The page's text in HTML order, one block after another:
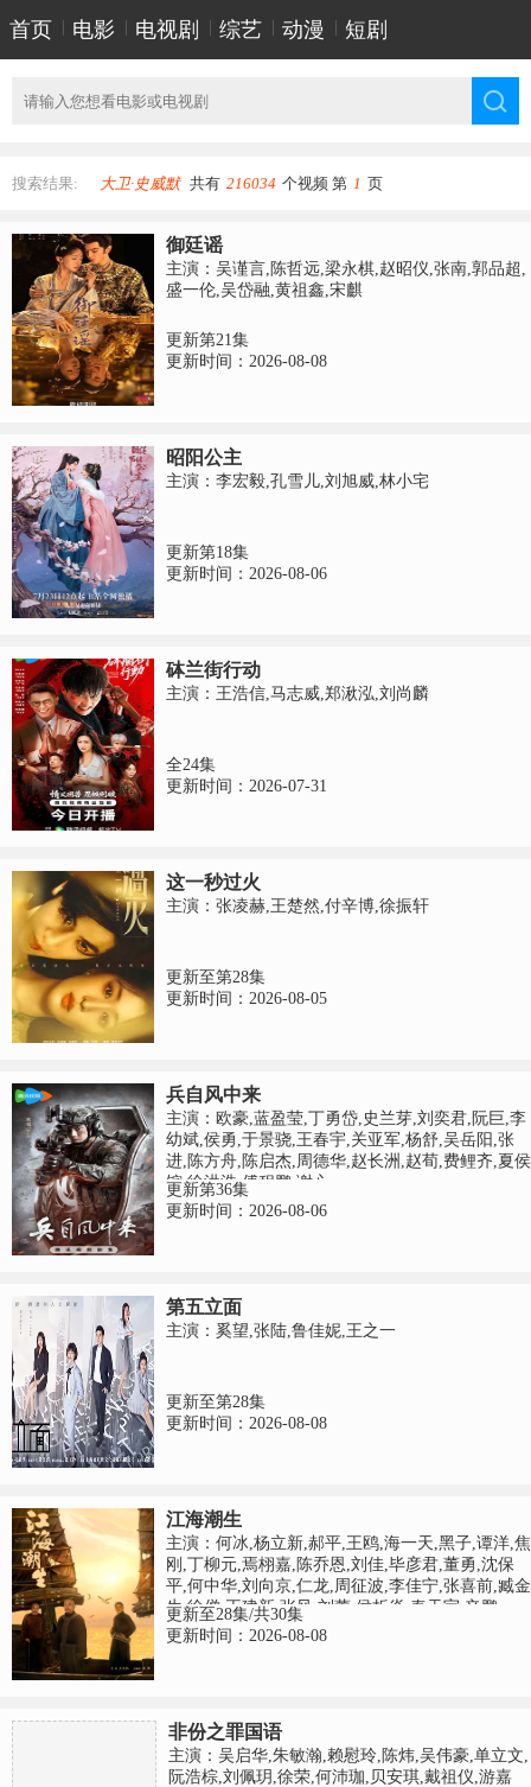
首页 电影 电视剧 综艺 动漫 短剧
搜索结果: 大卫·史威默 共有 216034 个视频 第 1 页
御廷谣
主演：吴谨言,陈哲远,梁永棋,赵昭仪,张南,郭品超,
盛一伦,吴岱融,黄祖鑫,宋麒
更新第21集
更新时间：2026-08-08
昭阳公主
主演：李宏毅,孔雪儿,刘旭威,林小宅
更新第18集
更新时间：2026-08-06
砵兰街行动
主演：王浩信,马志威,郑湫泓,刘尚麟
全24集
更新时间：2026-07-31
这一秒过火
主演：张凌赫,王楚然,付辛博,徐振轩
更新至第28集
更新时间：2026-08-05
兵自风中来
主演：欧豪,蓝盈莹,丁勇岱,史兰芽,刘奕君,阮巨,李
幼斌,侯勇,于景骁,王春宇,关亚军,杨舒,吴岳阳,张
进,陈方舟,陈启杰,周德华,赵长洲,赵荀,费鲤齐,夏侯
镔,徐洪浩,傅程鹏,谢心
更新第36集
更新时间：2026-08-06
第五立面
主演：奚望,张陆,鲁佳妮,王之一
更新至第28集
更新时间：2026-08-08
江海潮生
主演：何冰,杨立新,郝平,王鸥,海一天,黑子,谭洋,焦
刚,丁柳元,焉栩嘉,陈乔恩,刘佳,毕彦君,董勇,沈保
平,何中华,刘向京,仁龙,周征波,李佳宁,张喜前,臧金
生,徐僧,王建新,张风,刘蕾,侯析焱,秦天宇,辛鹏
更新至28集/共30集
更新时间：2026-08-08
非份之罪国语
主演：吴启华,朱敏瀚,赖慰玲,陈炜,吴伟豪,单立文,
阮浩棕,刘佩玥,徐荣,何沛珈,贝安琪,戴祖仪,游嘉